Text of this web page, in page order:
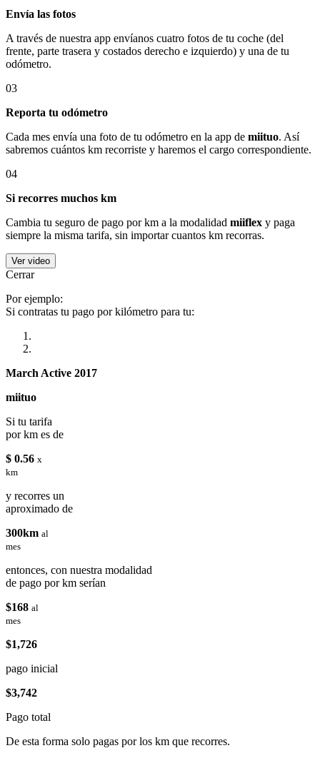
Envía las fotos
A través de nuestra app envíanos cuatro fotos de tu coche (del
frente, parte trasera y costados derecho e izquierdo) y una de tu
odómetro.
03
Reporta tu odómetro
Cada mes envía una foto de tu odómetro en la app de miituo. Así
sabremos cuántos km recorriste y haremos el cargo correspondiente.
04
Si recorres muchos km
Cambia tu seguro de pago por km a la modalidad miiflex y paga
siempre la misma tarifa, sin importar cuantos km recorras.
Ver video
Cerrar
Por ejemplo:
Si contratas tu pago por kilómetro para tu:
March Active 2017
miituo
Si tu tarifa
por km es de
$ 0.56 x
km
y recorres un
aproximado de
300km al
mes
entonces, con nuestra modalidad
de pago por km serían
$168 al
mes
$1,726
pago inicial
$3,742
Pago total
De esta forma solo pagas por los km que recorres.